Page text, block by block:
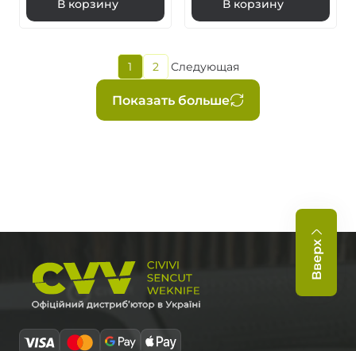
В корзину В корзину
Нумерация
страниц
Показать больше
Текущая
страница
1
Страница
2
Следующая
страница
Следующая
Вверх